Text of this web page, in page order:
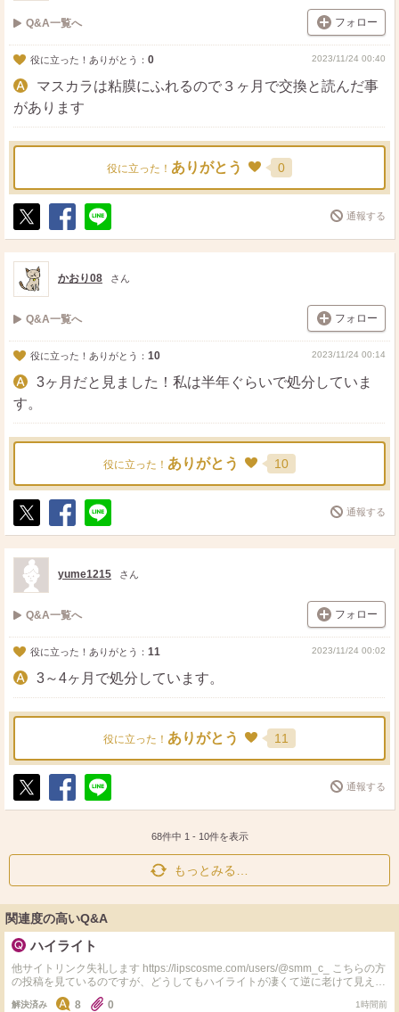
Q&A一覧へ フォロー
役に立った！ありがとう： 0 2023/11/24 00:40
マスカラは粘膜にふれるので３ヶ月で交換と読んだ事
があります
役に立った！ ありがとう 0
ポ
ス
ト
シ
ェ
送
る
通報する
かおり08 さん
Q&A一覧へ フォロー
役に立った！ありがとう： 10 2023/11/24 00:14
3ヶ月だと見ました！私は半年ぐらいで処分していま
す。
役に立った！ ありがとう 10
ポ
ス
ト
シ
ェ
送
る
通報する
yume1215 さん
Q&A一覧へ フォロー
役に立った！ありがとう： 11 2023/11/24 00:02
3～4ヶ月で処分しています。
役に立った！ ありがとう 11
ポ
シ
送
通報する
68件中 1 - 10件を表示
もっとみる…
関連度の高いQ&A
ハイライト
他サイトリンク失礼します https://lipscosme.com/users/@smm_c_ こちらの方
の投稿を見ているのですが、どうしてもハイライトが凄くて逆に老けて見える
なーって思っちゃうんですけどみなさんどうですか？
解決済み 8 0 1時間前